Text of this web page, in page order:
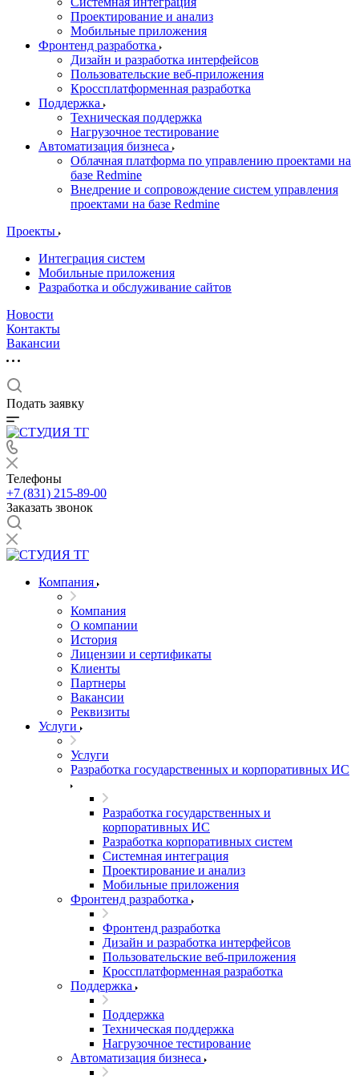
Проектирование и анализ
Мобильные приложения
Фронтенд разработка
Дизайн и разработка интерфейсов
Пользовательские веб-приложения
Кроссплатформенная разработка
Поддержка
Техническая поддержка
Нагрузочное тестирование
Автоматизация бизнеса
Облачная платформа по управлению проектами на
базе Redmine
Внедрение и сопровождение систем управления
проектами на базе Redmine
Проекты
Интеграция систем
Мобильные приложения
Разработка и обслуживание сайтов
Новости
Контакты
Вакансии
Подать заявку
Телефоны
+7 (831) 215-89-00
Заказать звонок
Компания
Компания
О компании
История
Лицензии и сертификаты
Клиенты
Партнеры
Вакансии
Реквизиты
Услуги
Услуги
Разработка государственных и корпоративных ИС
Разработка государственных и
корпоративных ИС
Разработка корпоративных систем
Системная интеграция
Проектирование и анализ
Мобильные приложения
Фронтенд разработка
Фронтенд разработка
Дизайн и разработка интерфейсов
Пользовательские веб-приложения
Кроссплатформенная разработка
Поддержка
Поддержка
Техническая поддержка
Нагрузочное тестирование
Автоматизация бизнеса